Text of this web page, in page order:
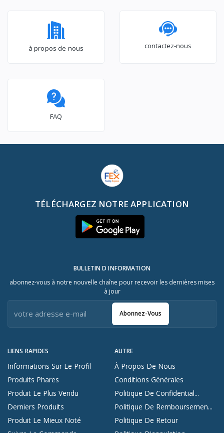
à propos de nous contactez-nous
FAQ
TÉLÉCHARGEZ NOTRE APPLICATION
LIENS RAPIDES
Informations Sur Le Profil
Produits Phares
Produit Le Plus Vendu
Derniers Produits
Produit Le Mieux Noté
AUTRE
À Propos De Nous
Conditions Générales
Politique De Confidential...
Politique De Remboursemen...
Politique De Retour
BULLETIN D INFORMATION
abonnez-vous à notre nouvelle chaîne pour recevoir les dernières mises
à jour
Abonnez-Vous